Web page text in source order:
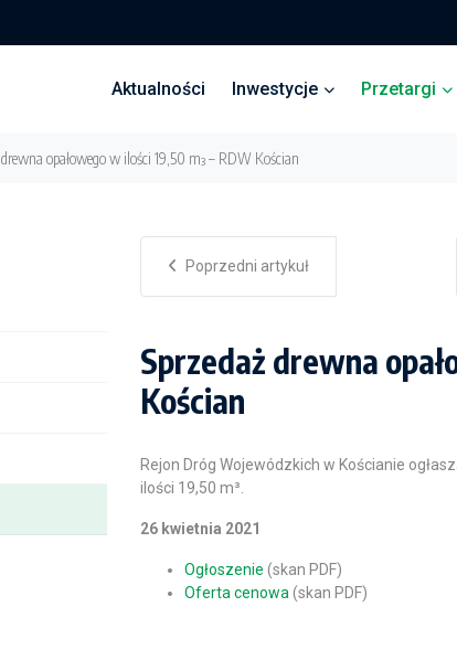
Aktualności Inwestycje Przetargi
drewna opałowego w ilości 19,50 m³ – RDW Kościan
Poprzedni artykuł
Sprzedaż drewna
Kościan
Rejon Dróg Wojewódzkich w Kościanie
ilości 19,50 m³.
26 kwietnia 2021
Ogłoszenie (skan PDF)
Oferta cenowa (skan PDF)